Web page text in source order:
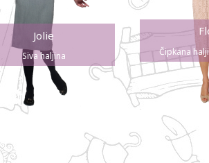
Jolie
Siva haljina Čipkana